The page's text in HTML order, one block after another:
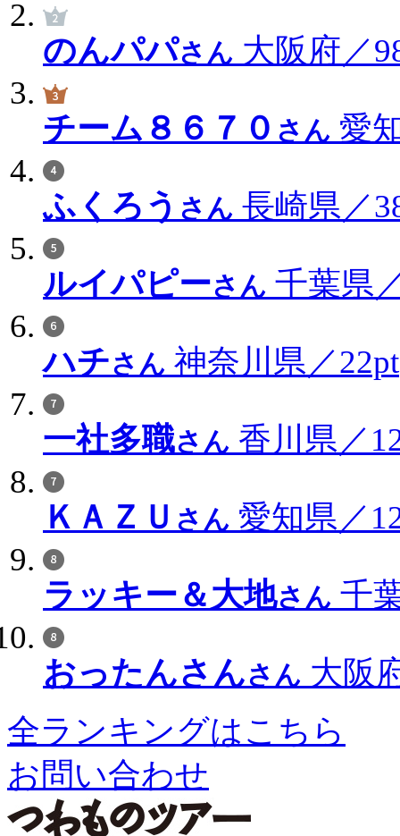
のんパパさん 大阪府／
チーム８６７０ さん 愛
ふくろう さん 長崎県／
ルイパピーさん 千葉県
ハチさん 神奈川県／22pt
一社多職さん 香川県／
ＫＡＺＵ さん 愛知県／
ラッキー＆大地さん 千
おったんさんさん 大阪
全ランキングはこちら
お問い合わせ